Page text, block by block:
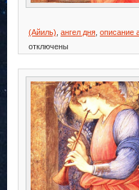
(Айиль) ангел дня описание
отключены